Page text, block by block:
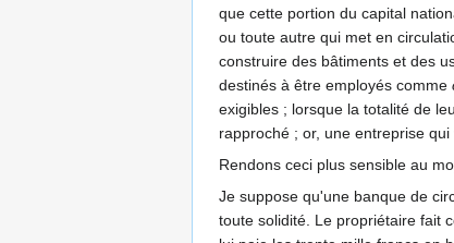
que cette portion du capital
ou toute autre qui met en
construire des bâtiments et des
destinés à être employés comme
exigibles ; lorsque la totalité de
rapproché ; or, une entreprise
Rendons ceci plus sensible au
Je suppose qu'une banque de
toute solidité. Le propriétaire fait